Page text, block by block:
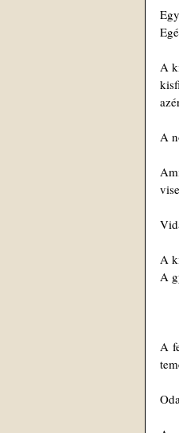
A
A
A
A
A